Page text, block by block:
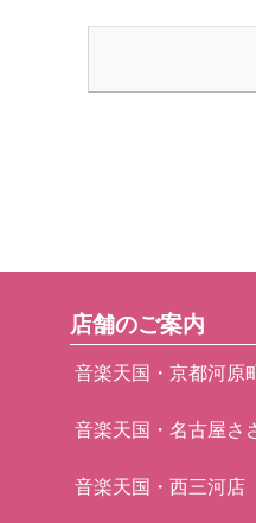
店舗のご案内
音楽天国・京都河原
音楽天国・名古屋さ
音楽天国・西三河店